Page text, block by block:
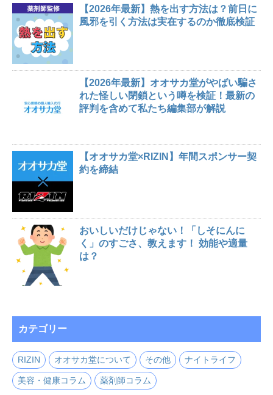
【2026年最新】熱を出す方法は？前日に
風邪を引く方法は実在するのか徹底検証
【2026年最新】オオサカ堂がやばい騙さ
れた怪しい閉鎖という噂を検証！最新の
評判を含めて私たち編集部が解説
【オオサカ堂×RIZIN】年間スポンサー契
約を締結
おいしいだけじゃない！「しそにんに
く」のすごさ、教えます！ 効能や適量
は？
カテゴリー
RIZIN オオサカ堂について その他 ナイトライフ
美容・健康コラム 薬剤師コラム